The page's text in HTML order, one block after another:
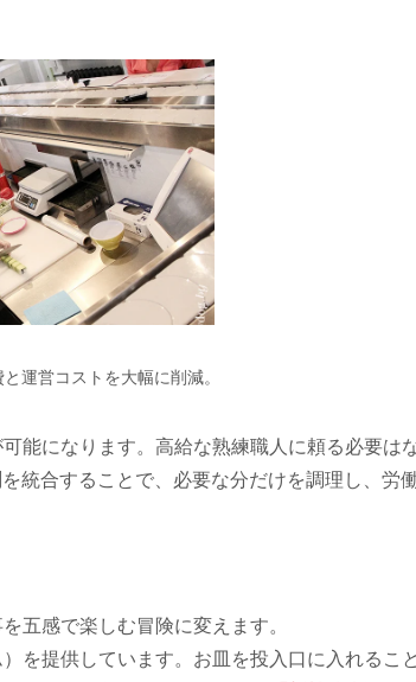
運営コストを大幅に削減。
可能になります。高給な熟練職人に頼る必要は
統合することで、必要な分だけを調理し、労
五感で楽しむ冒険に変えます。
）を提供しています。お皿を投入口に入れるこ